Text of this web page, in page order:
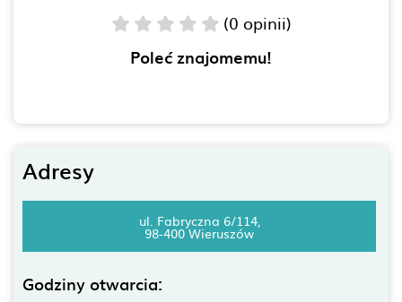
(0 opinii)
Poleć znajomemu!
Adresy
ul. Fabryczna 6/114,
98-400 Wieruszów
Godziny otwarcia: